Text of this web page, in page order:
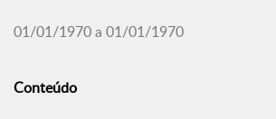
01/01/1970 a 01/01/1970
Conteúdo